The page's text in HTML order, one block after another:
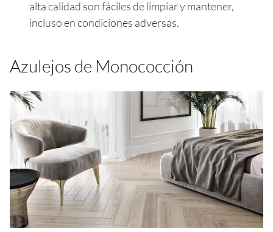
alta calidad son fáciles de limpiar y mantener,
incluso en condiciones adversas.
Azulejos de Monococción